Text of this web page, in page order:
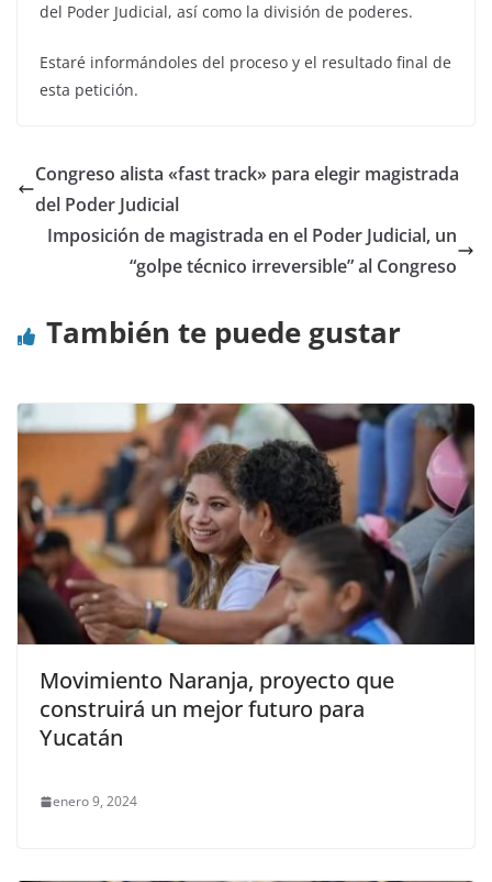
del Poder Judicial, así como la división de poderes.
Estaré informándoles del proceso y el resultado final de
esta petición.
Congreso alista «fast track» para elegir magistrada
del Poder Judicial
Imposición de magistrada en el Poder Judicial, un
“golpe técnico irreversible” al Congreso
También te puede gustar
Movimiento Naranja, proyecto que
construirá un mejor futuro para
Yucatán
enero 9, 2024